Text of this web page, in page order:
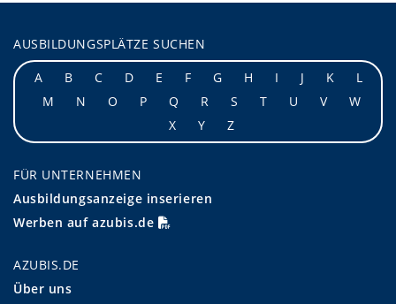
AUSBILDUNGSPLÄTZE SUCHEN
A
B C D E F G H I J K
L
M
N O P Q R S T U V
W
X
Y Z
FÜR UNTERNEHMEN
Ausbildungsanzeige inserieren
Werben auf azubis.de
AZUBIS.DE
Über uns